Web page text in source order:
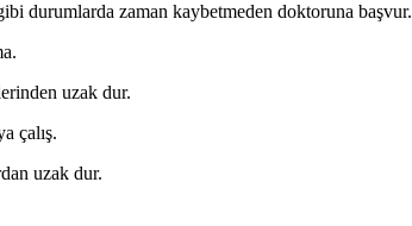
durumlarda zaman kaybetmeden doktoruna başvur.
uzak dur.
çalış.
uzak dur.